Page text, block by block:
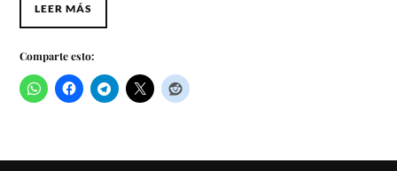
LEER MÁS
Comparte esto: